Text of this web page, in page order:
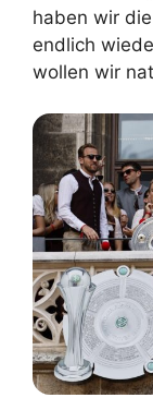
haben wir
endlich
wollen wir